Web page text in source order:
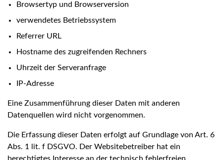
Browsertyp und Browserversion
verwendetes Betriebssystem
Referrer URL
Hostname des zugreifenden Rechners
Uhrzeit der Serveranfrage
IP-Adresse
Eine Zusammenführung dieser Daten mit anderen
Datenquellen wird nicht vorgenommen.
Die Erfassung dieser Daten erfolgt auf Grundlage von Art. 6
Abs. 1 lit. f DSGVO. Der Websitebetreiber hat ein